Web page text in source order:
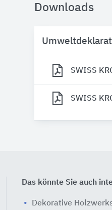
Downloads
SWISS
SWISS
Das könnte Sie auch
Dekorative